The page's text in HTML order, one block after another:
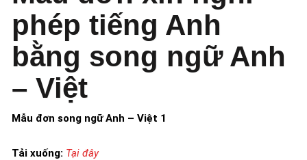
phép tiếng Anh
bằng song ngữ Anh
– Việt
Mẫu đơn song ngữ Anh – Việt 1
Tải xuống: Tại đây